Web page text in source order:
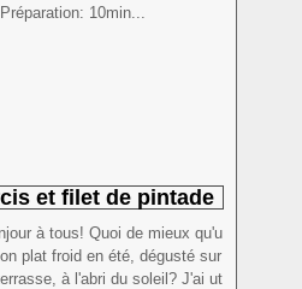
10min...
et filet de pintade
à tous! Quoi de mieux qu'u
plat froid en été, dégusté sur
à l'abri du soleil? J'ai ut